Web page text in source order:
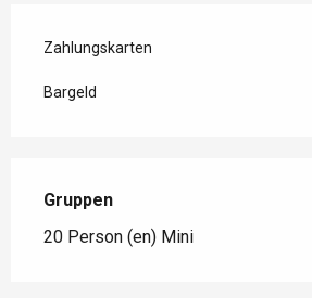
Zahlungskarten
Bargeld
Gruppen
Gruppen
20 Person (en) Mini